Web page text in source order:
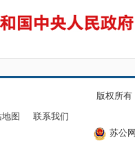
地图 联系我们
版权所
苏公